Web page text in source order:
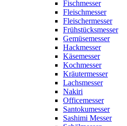
Fischmesser
Fleischmesser
Fleischermesser
Frühstücksmesser
Gemüsemesser
Hackmesser
Käsemesser
Kochmesser
Kräutermesser
Lachsmesser
Nakiri
Officemesser
Santokumesser
Sashimi Messer